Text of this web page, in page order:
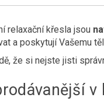
relaxační křesla jsou
a poskytují Vašemu
že si nejste jisti
v